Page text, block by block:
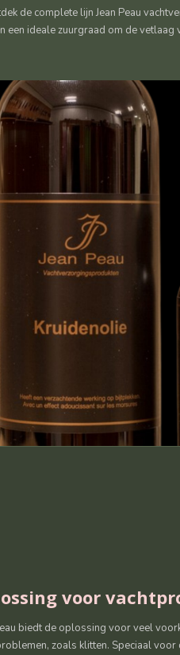
de complete lijn Jean Peau
een ideale zuurgraad om de
voor
biedt de oplossing voor veel
zoals klitten. Speciaal